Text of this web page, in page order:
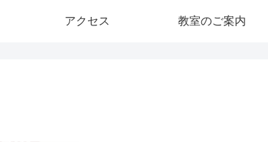
アクセス 教室のご案内